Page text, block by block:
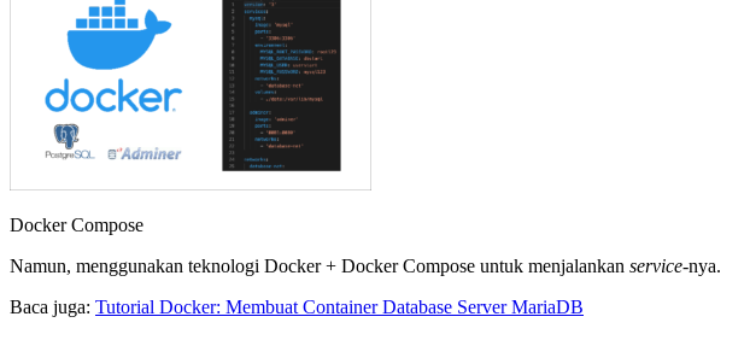
Docker Compose
Namun, menggunakan teknologi Docker + Docker Compose untuk menjalankan service-nya.
Baca juga: Tutorial Docker: Membuat Container Database Server MariaDB